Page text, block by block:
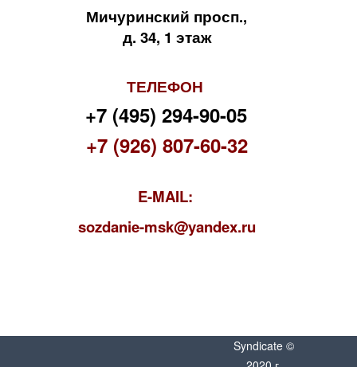
Мичуринский просп.,
д. 34, 1 этаж
ТЕЛЕФОН
+7 (495) 294-90-05
+7 (926) 807-60-32
E-MAIL:
sozdanie-msk@yandex.ru
Syndicate ©